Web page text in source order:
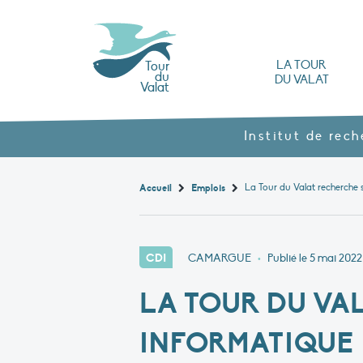
Tour
du
Valat
LA TOUR
DU VALAT
Institut de
Accueil Emplois
CDI CAMARGUE • Publié le5 mai 2022
LA TOUR DU
INFORMATIQUE